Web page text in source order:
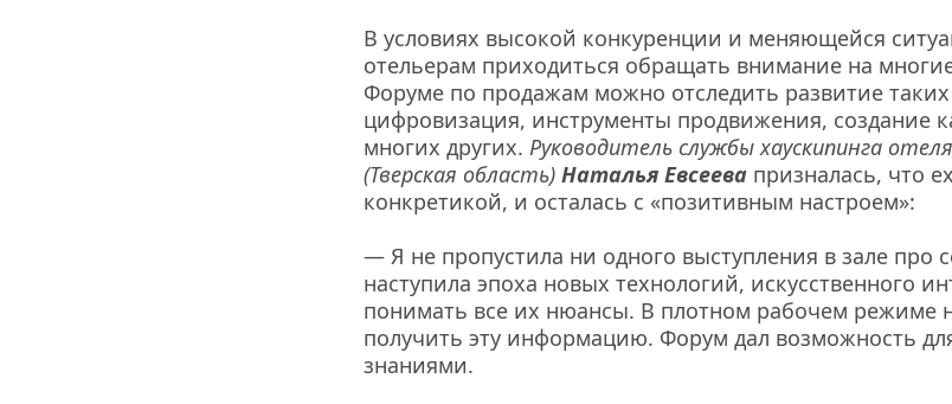
В условиях высокой конкуренции и меняющейся
отельерам приходиться обращать внимание на
Форуме по продажам можно отследить развитие таких
цифровизация, инструменты продвижения, создание
многих других. Руководитель службы хаускипинга
(Тверская область) Наталья Евсеева призналась, что
конкретикой, и осталась с «позитивным настроем»:
— Я не пропустила ни одного выступления в зале про
наступила эпоха новых технологий, искусственного
понимать все их нюансы. В плотном рабочем режиме
получить эту информацию. Форум дал возможность
знаниями.